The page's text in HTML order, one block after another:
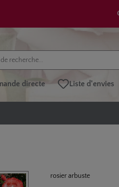
directe Liste d'envies
rosier arbuste